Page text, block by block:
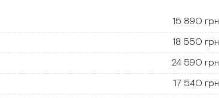
15 890 грн
18 550 грн
24 590 грн
17 540 грн